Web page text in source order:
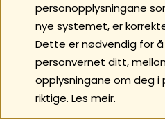
personopplysningane
nye systemet, er
Dette er nødvendig for
personvernet ditt,
opplysningane om deg
riktige. Les meir.